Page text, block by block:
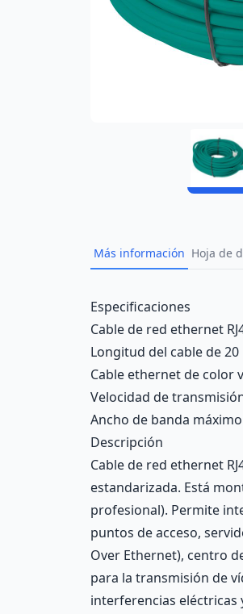
Más información Hoja de
Description
Especificaciones
Cable de red ethernet
Longitud del cable de 20
Cable ethernet de color
Velocidad de
Ancho de banda
Descripción
Cable de red ethernet
estandarizada. Está
profesional). Permite
puntos de acceso,
Over Ethernet), centro
para la transmisión de
interferencias eléctricas